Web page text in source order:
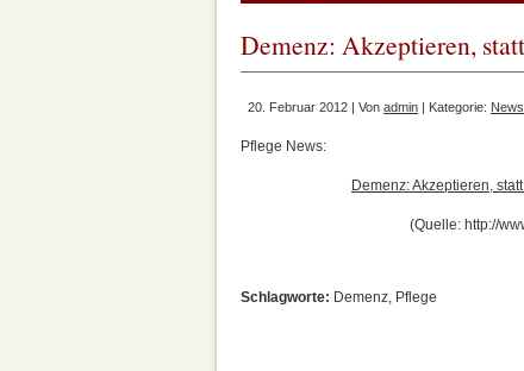
Demenz: Akzeptieren,
20. Februar 2012 | Von admin | Kategorie: News
Pflege News:
Demenz: Akzeptieren,
(Quelle: http://
Schlagworte: Demenz, Pflege